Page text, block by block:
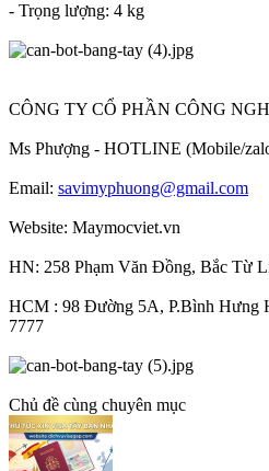
- Trọng lượng: 4 kg
CÔNG TY CỔ PHẦN CÔNG
Ms Phượng - HOTLINE (Mobile/
Email: savimyphuong@gmail.com
Website: Maymocviet.vn
HN: 258 Phạm Văn Đồng, Bắc Từ
HCM : 98 Đường 5A, P.Bình Hưng
7777
Chủ đề cùng chuyên mục